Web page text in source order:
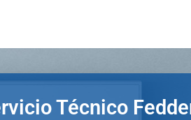
Técnico